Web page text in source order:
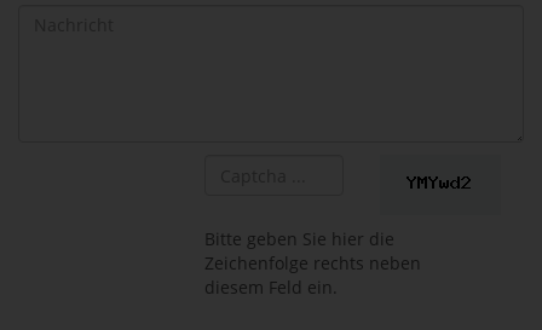
Bitte geben Sie hier die
Zeichenfolge rechts neben
diesem Feld ein.